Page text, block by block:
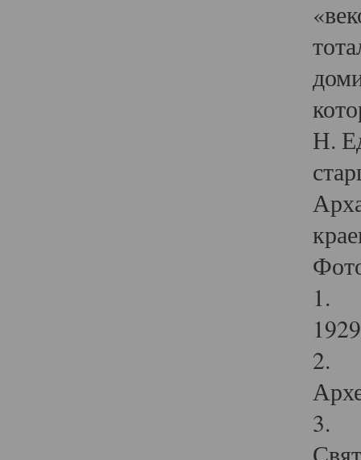
Н.
1.
2.
3.